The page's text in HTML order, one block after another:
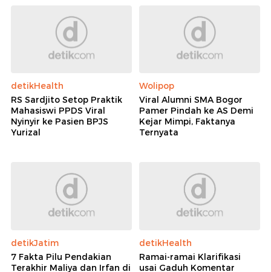
detikHealth
RS Sardjito Setop Praktik
Mahasiswi PPDS Viral
Nyinyir ke Pasien BPJS
Yurizal
Wolipop
Viral Alumni SMA Bogor
Pamer Pindah ke AS Demi
Kejar Mimpi, Faktanya
Ternyata
detikJatim
7 Fakta Pilu Pendakian
Terakhir Maliya dan Irfan di
detikHealth
Ramai-ramai Klarifikasi
usai Gaduh Komentar